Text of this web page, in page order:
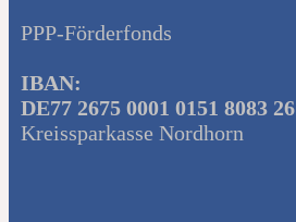
PPP-Förderfonds
IBAN:
DE77 2675 0001 0151 8083 26
Kreissparkasse Nordhorn